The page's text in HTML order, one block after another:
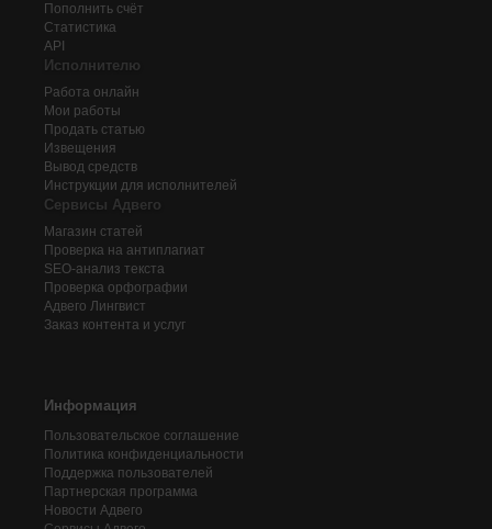
Пополнить счёт
Статистика
API
Исполнителю
Работа онлайн
Мои работы
Продать статью
Извещения
Вывод средств
Инструкции для исполнителей
Сервисы Адвего
Магазин статей
Проверка на антиплагиат
SEO-анализ текста
Проверка орфографии
Адвего Лингвист
Заказ контента и услуг
Информация
Пользовательское соглашение
Политика конфиденциальности
Поддержка пользователей
Партнерская программа
Новости Адвего